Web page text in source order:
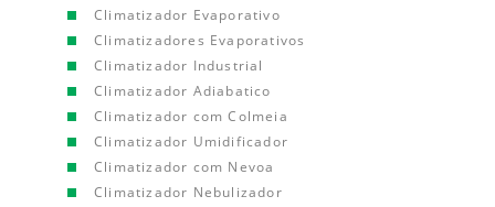
Climatizador Evaporativo
Climatizadores Evaporativos
Climatizador Industrial
Climatizador Adiabatico
Climatizador com Colmeia
Climatizador Umidificador
Climatizador com Nevoa
Climatizador Nebulizador